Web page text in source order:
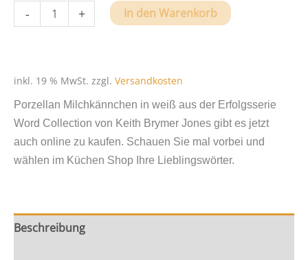
-
Porzellan
Milchkännchen
`cream`
von
KBJ
Menge
+ In den Warenkorb
inkl. 19 % MwSt. zzgl. Versandkosten
Porzellan Milchkännchen in weiß aus der Erfolgsserie
Word Collection von Keith Brymer Jones gibt es jetzt
auch online zu kaufen. Schauen Sie mal vorbei und
wählen im Küchen Shop Ihre Lieblingswörter.
Beschreibung